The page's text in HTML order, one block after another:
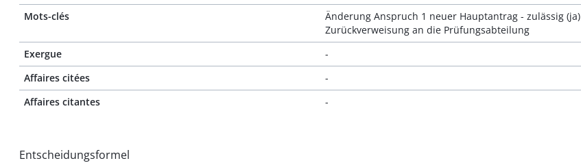
Mots-clés
Änderung Anspruch 1 neuer Hauptantrag - zulässig (ja)
Zurückverweisung an die Prüfungsabteilung
Exergue
-
Affaires citées
-
Affaires citantes
-
Entscheidungsformel